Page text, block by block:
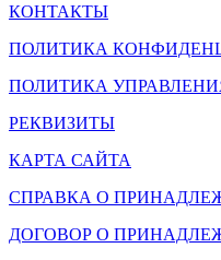
КОНТАКТЫ
ПОЛИТИКА
ПОЛИТИКА
РЕКВИЗИТЫ
КАРТА САЙТА
СПРАВКА О
ДОГОВОР О